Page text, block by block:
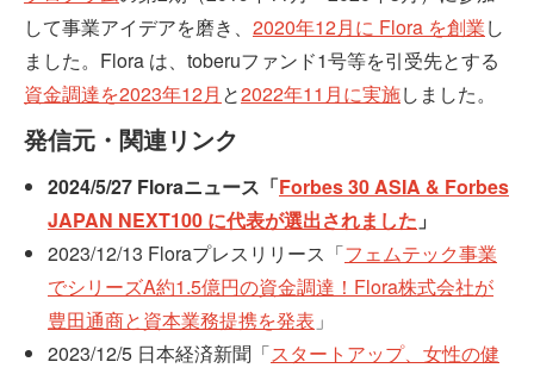
して事業アイデアを磨き、 2020年12月に Flora を創業し
ました。Flora は、toberuファンド1号等を引受先とする
資金調達を2023年12月 と2022年11月に実施しました。
発信元・関連リンク
2024/5/27 Floraニュース「Forbes 30 ASIA & Forbes
JAPAN NEXT100 に代表が選出されました 」
2023/12/13 Floraプレスリリース「フェムテック事業
でシリーズA約1.5億円の資金調達！Flora株式会社が
豊田通商と資本業務提携を発表 」
2023/12/5 日本経済新聞「スタートアップ、女性の健